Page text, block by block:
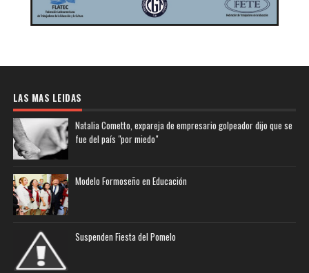
LAS MAS LEIDAS
Natalia Cometto, expareja de empresario golpeador dijo que se
fue del país "por miedo"
Modelo Formoseño en Educación
Suspenden Fiesta del Pomelo